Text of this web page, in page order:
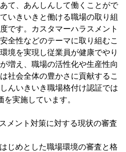
て、あんしんして働くことがで
いきいきと働ける職場の取り組
です。カスタマーハラスメント
全性などのテーマに取り組むこ
境を実現し従業員が健康でやり
増え、職場の活性化や生産性向
社会全体の豊かさに貢献するこ
んいきいき職場格付け認証では
実施しています。
メント対策に対する現状の審査
じめとした職場環境の審査と格